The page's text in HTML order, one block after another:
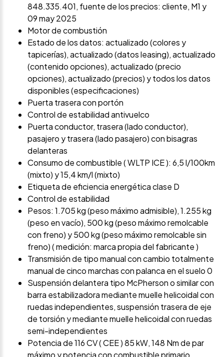
848.335.401, fuente de los precios: cliente, M1 y
09 may 2025
Motor de combustión
Estado de los datos: actualizado (colores y
tapicerías), actualizado (datos leasing), actualizado
(contenido opciones), actualizado (precio
opciones), actualizado (precios) y todos los datos
disponibles (especificaciones)
Puerta trasera con portón
Control de estabilidad antivuelco
Puerta conductor, trasera (lado conductor),
pasajero y trasera (lado pasajero) con bisagras
delanteras
Consumo de combustible ( WLTP ICE ): 6,5 l/100km
(mixto) y 15,4 km/l (mixto)
Etiqueta de eficiencia energética clase D
Control de estabilidad
Pesos: 1.705 kg (peso máximo admisible), 1.255 kg
(peso en vacío), 500 kg (peso máximo remolcable
con freno) y 500 kg (peso máximo remolcable sin
freno) ( medición: marca propia del fabricante )
Transmisión de tipo manual con cambio totalmente
manual de cinco marchas con palanca en el suelo 0
Suspensión delantera tipo McPherson o similar con
barra estabilizadora mediante muelle helicoidal con
ruedas independientes, suspensión trasera de eje
de torsión y mediante muelle helicoidal con ruedas
semi-independientes
Potencia de 116 CV ( CEE ) 85 kW, 148 Nm de par
máximo y potencia con combustible primario